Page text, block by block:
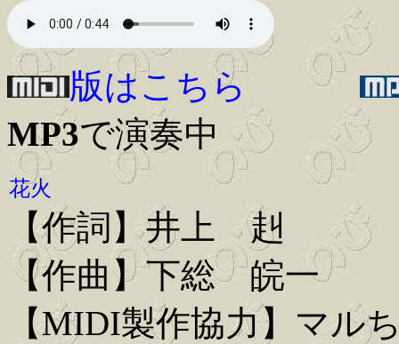
版はこちら
MP3で演奏中
花火
【作詞】井上 赳
【作曲】下総 皖一
【MIDI製作協力】マル